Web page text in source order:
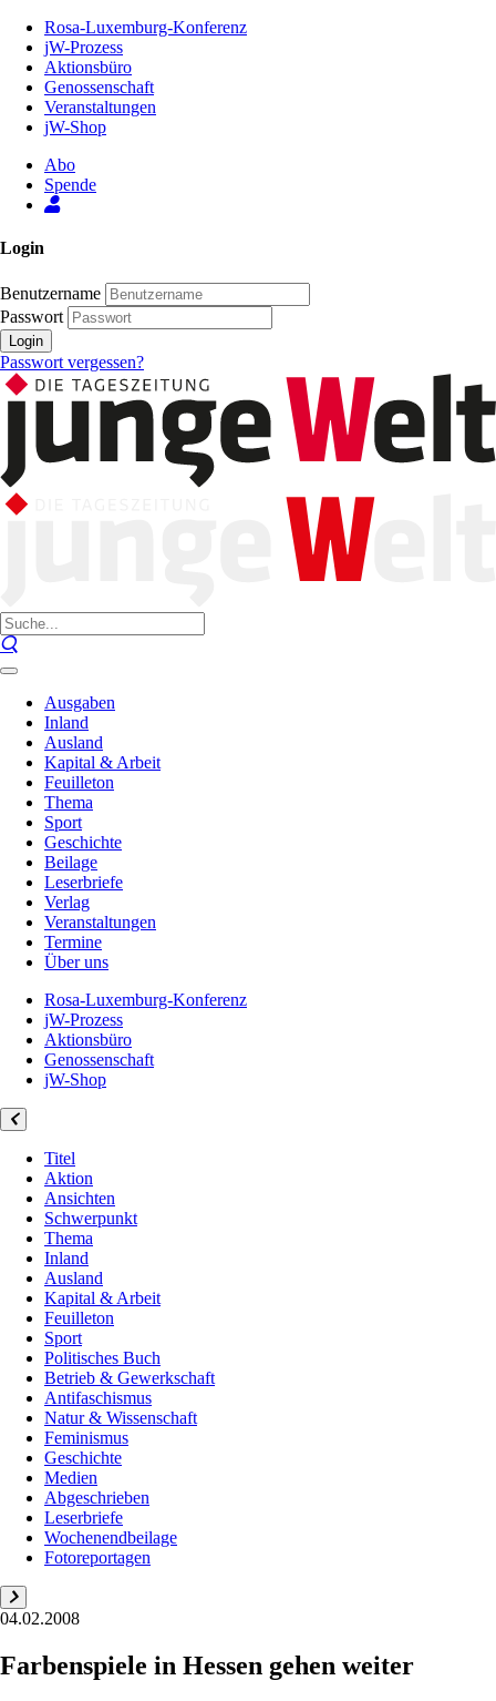
Inhalt
Seite
Rosa-Luxemburg-Konferenz
jW-Prozess
Aktionsbüro
Genossenschaft
Veranstaltungen
jW-Shop
Abo
Spende
Login
Benutzername
Passwort
Login
Passwort vergessen?
Ausgaben
Inland
Ausland
Kapital & Arbeit
Feuilleton
Thema
Sport
Geschichte
Beilage
Leserbriefe
Verlag
Veranstaltungen
Termine
Über uns
Rosa-Luxemburg-Konferenz
jW-Prozess
Aktionsbüro
Genossenschaft
jW-Shop
Titel
Aktion
Ansichten
Schwerpunkt
Thema
Inland
Ausland
Kapital & Arbeit
Feuilleton
Sport
Politisches Buch
Betrieb & Gewerkschaft
Antifaschismus
Natur & Wissenschaft
Feminismus
Geschichte
Medien
Abgeschrieben
Leserbriefe
Wochenendbeilage
Fotoreportagen
04.02.2008
Farbenspiele in Hessen gehen weiter